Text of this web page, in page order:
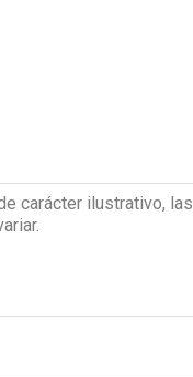
carácter ilustrativo, las